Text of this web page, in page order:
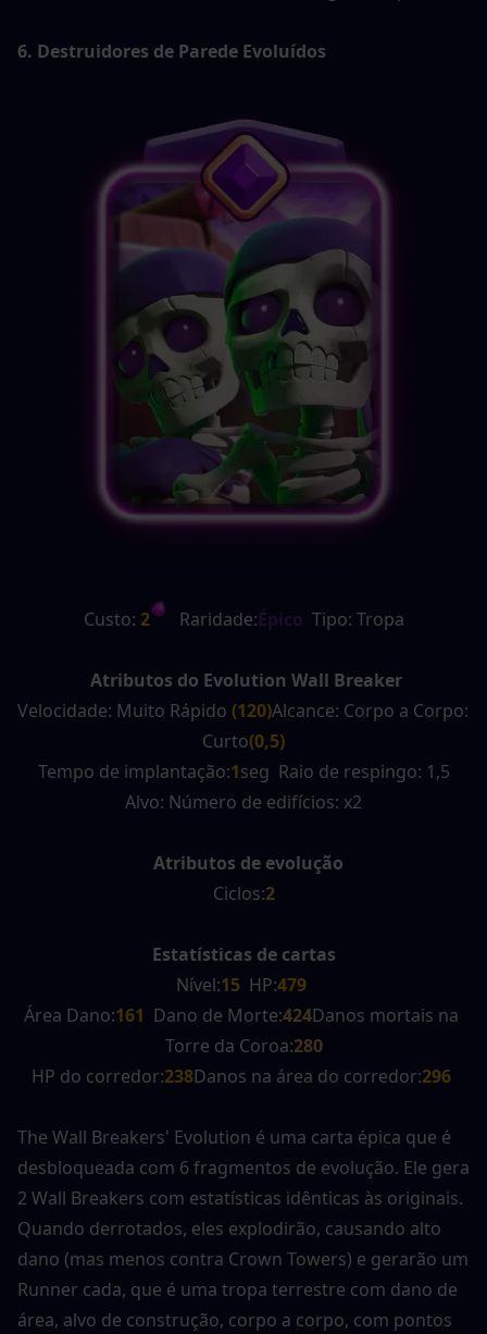
6. Destruidores de Parede Evoluídos
Custo: 2 Raridade:Épico Tipo: Tropa
Atributos do Evolution Wall Breaker
Velocidade: Muito Rápido (120)Alcance: Corpo a Corpo:
Curto(0,5)
Tempo de implantação:1seg  Raio de respingo: 1,5
Alvo: Número de edifícios: x2
Atributos de evolução
Ciclos:2
Estatísticas de cartas
Nível:15 HP:479
Área Dano:161 Dano de Morte:424Danos mortais na
Torre da Coroa:280
HP do corredor:238Danos na área do corredor:296
The Wall Breakers' Evolution é uma carta épica que é
desbloqueada com 6 fragmentos de evolução. Ele gera
2 Wall Breakers com estatísticas idênticas às originais.
Quando derrotados, eles explodirão, causando alto
dano (mas menos contra Crown Towers) e gerarão um
Runner cada, que é uma tropa terrestre com dano de
área, alvo de construção, corpo a corpo, com pontos